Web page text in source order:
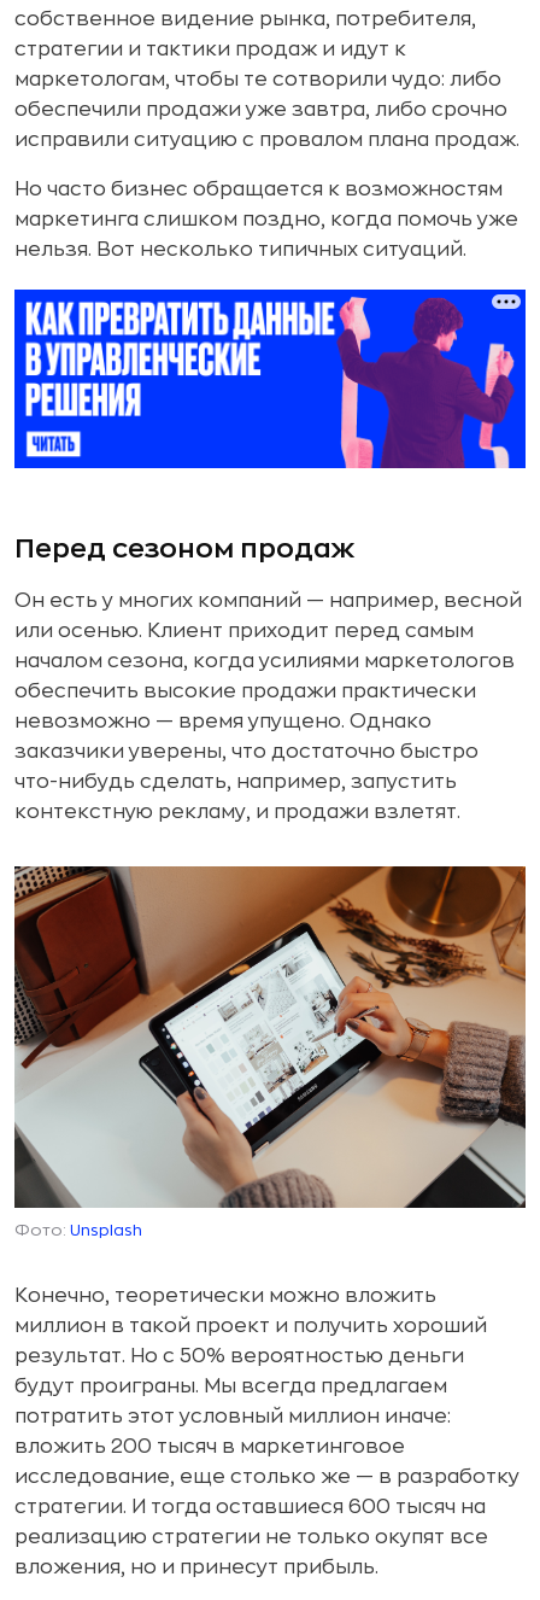
собственное видение рынка, потребителя,
стратегии и тактики продаж и идут к
маркетологам, чтобы те сотворили чудо: либо
обеспечили продажи уже завтра, либо срочно
исправили ситуацию с провалом плана продаж.
Но часто бизнес обращается к возможностям
маркетинга слишком поздно, когда помочь уже
нельзя. Вот несколько типичных ситуаций.
Перед сезоном продаж
Он есть у многих компаний — например, весной
или осенью. Клиент приходит перед самым
началом сезона, когда усилиями маркетологов
обеспечить высокие продажи практически
невозможно — время упущено. Однако
заказчики уверены, что достаточно быстро
что-нибудь сделать, например, запустить
контекстную рекламу, и продажи взлетят.
Фото: Unsplash
Конечно, теоретически можно вложить
миллион в такой проект и получить хороший
результат. Но с 50% вероятностью деньги
будут проиграны. Мы всегда предлагаем
потратить этот условный миллион иначе:
вложить 200 тысяч в маркетинговое
исследование, еще столько же — в разработку
стратегии. И тогда оставшиеся 600 тысяч на
реализацию стратегии не только окупят все
вложения, но и принесут прибыль.